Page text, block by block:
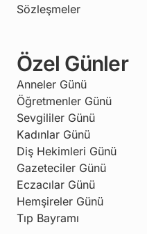
Sözleşmeler
Özel Günler
Anneler Günü
Öğretmenler Günü
Sevgililer Günü
Kadınlar Günü
Diş Hekimleri Günü
Gazeteciler Günü
Eczacılar Günü
Hemşireler Günü
Tıp Bayramı